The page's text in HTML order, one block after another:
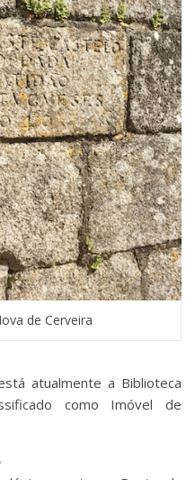
de Cerveira
atualmente a Biblioteca
como Imóvel de